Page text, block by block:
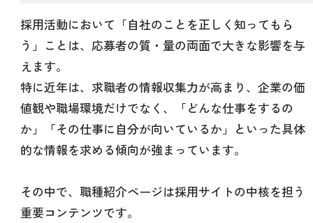
採用活動において「自社のことを正しく知ってもら
う」ことは、応募者の質・量の両面で大きな影響を与
えます。
特に近年は、求職者の情報収集力が高まり、企業の価
値観や職場環境だけでなく、「どんな仕事をするの
か」「その仕事に自分が向いているか」といった具体
的な情報を求める傾向が強まっています。
その中で、職種紹介ページは採用サイトの中核を担う
重要コンテンツです。